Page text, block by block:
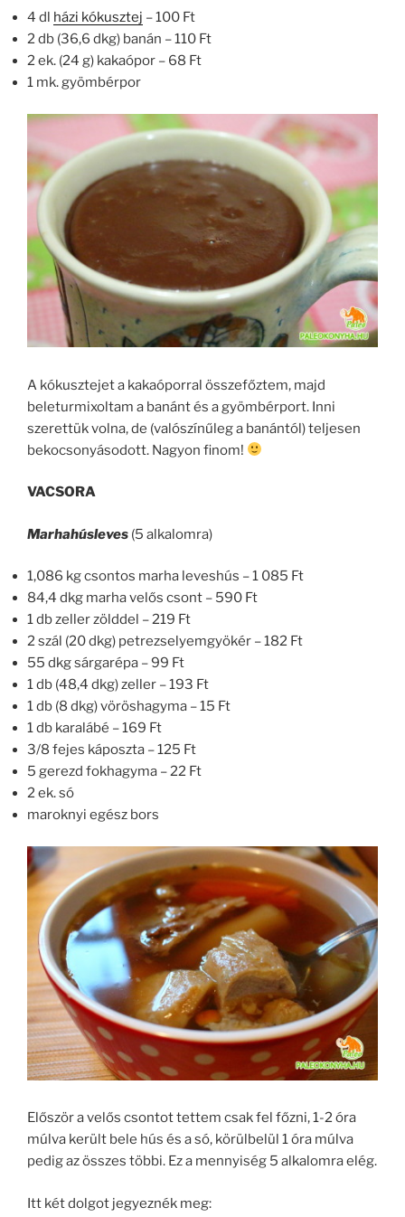
4 dl házi kókusztej – 100 Ft
2 db (36,6 dkg) banán – 110 Ft
2 ek. (24 g) kakaópor – 68 Ft
1 mk. gyömbérpor
A kókusztejet a kakaóporral összefőztem, majd
beleturmixoltam a banánt és a gyömbérport. Inni
szerettük volna, de (valószínűleg a banántól) teljesen
bekocsonyásodott. Nagyon finom!
VACSORA
Marhahúsleves (5 alkalomra)
1,086 kg csontos marha leveshús – 1 085 Ft
84,4 dkg marha velős csont – 590 Ft
1 db zeller zölddel – 219 Ft
2 szál (20 dkg) petrezselyemgyökér – 182 Ft
55 dkg sárgarépa – 99 Ft
1 db (48,4 dkg) zeller – 193 Ft
1 db (8 dkg) vöröshagyma – 15 Ft
1 db karalábé – 169 Ft
3/8 fejes káposzta – 125 Ft
5 gerezd fokhagyma – 22 Ft
2 ek. só
maroknyi egész bors
Először a velős csontot tettem csak fel főzni, 1-2 óra
múlva került bele hús és a só, körülbelül 1 óra múlva
pedig az összes többi. Ez a mennyiség 5 alkalomra elég.
Itt két dolgot jegyeznék meg: